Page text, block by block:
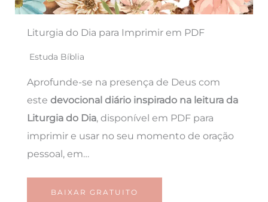
Liturgia do Dia para Imprimir em PDF
Estuda Bíblia
Aprofunde-se na presença de Deus com
estedevocional diário inspirado na leitura da
Liturgia do Dia, disponível em PDF para
imprimir e usar no seu momento de oração
pessoal, em…
BAIXAR GRATUITO